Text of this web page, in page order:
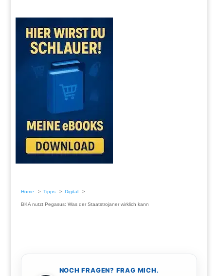
Home Tipps Digital
BKA nutzt Pegasus: Was der Staatstrojaner wirklich kann
NOCH FRAGEN? FRAG MICH.